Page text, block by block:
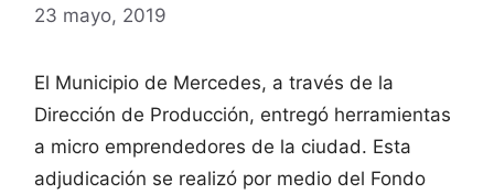
23 mayo, 2019
El Municipio de Mercedes, a través de la
Dirección de Producción, entregó herramientas
a micro emprendedores de la ciudad. Esta
adjudicación se realizó por medio del Fondo